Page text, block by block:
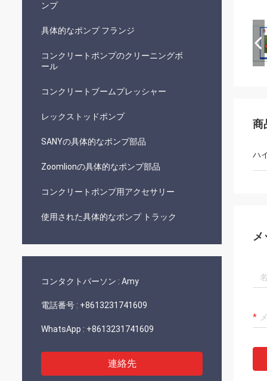
ンプ
具体的なポンプ フランジ
コンクリートポンプのクリーニングボ
ール
コンクリートブームプレッシャー
レックストッドポンプ
SANYの具体的なポンプ部品
Zoomlionの具体的なポンプ部品
コンクリートポンプ用アクセサリー
使用された具体的なポンプ トラック
コンタクトパーソン : Amy
電話番号 : +8613231741609
WhatsApp : +8613231741609
連絡先
商
ハ